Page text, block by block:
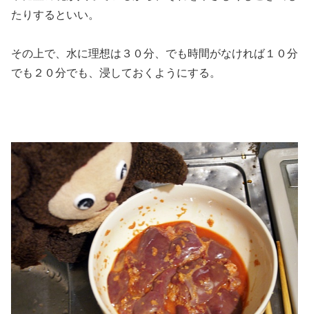
たりするといい。
その上で、水に理想は３０分、でも時間がなければ１０分
でも２０分でも、浸しておくようにする。